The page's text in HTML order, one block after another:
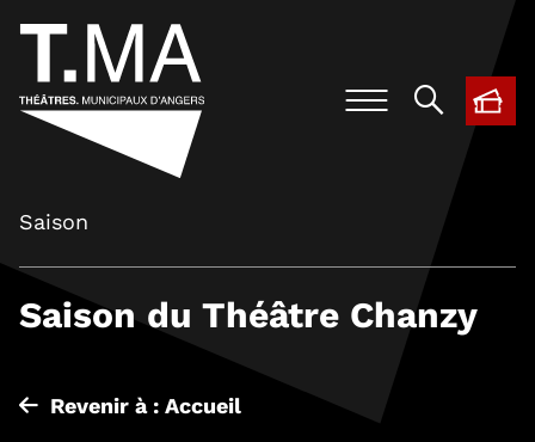
,
Saison
Saison du Théâtre Chanzy
Revenir à : Accueil